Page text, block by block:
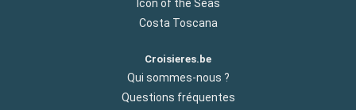
Icon of the Seas
Costa Toscana
Croisieres.be
Qui sommes-nous ?
Questions fréquentes